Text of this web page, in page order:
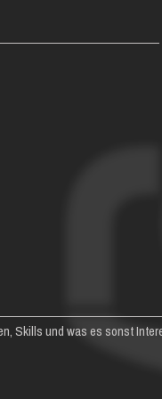
Skills und was es sonst